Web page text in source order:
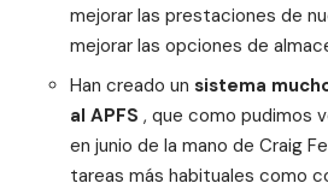
mejorar las prestaciones de
mejorar las opciones de
Han creado un sistema
al APFS , que como pudimos
en junio de la mano de Craig
tareas más habituales como